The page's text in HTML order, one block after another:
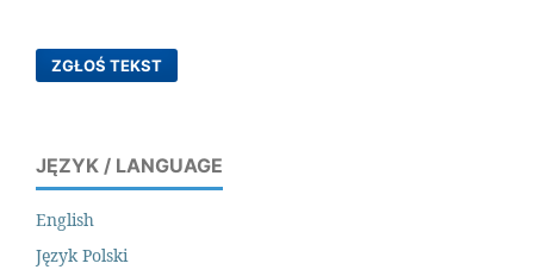
ZGŁOŚ TEKST
JĘZYK / LANGUAGE
English
Język Polski